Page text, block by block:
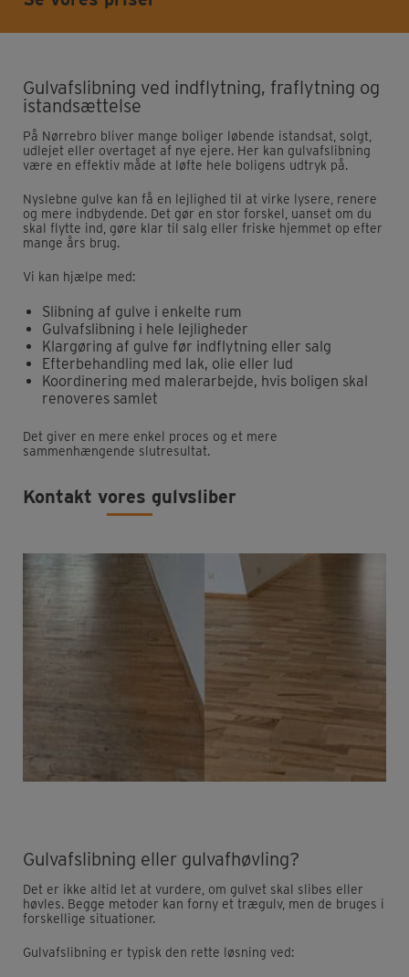
Gulvafslibning ved indflytning, fraflytning og
istandsættelse
På Nørrebro bliver mange boliger løbende istandsat, solgt,
udlejet eller overtaget af nye ejere. Her kan gulvafslibning
være en effektiv måde at løfte hele boligens udtryk på.
Nyslebne gulve kan få en lejlighed til at virke lysere, renere
og mere indbydende. Det gør en stor forskel, uanset om du
skal flytte ind, gøre klar til salg eller friske hjemmet op efter
mange års brug.
Vi kan hjælpe med:
Slibning af gulve i enkelte rum
Gulvafslibning i hele lejligheder
Klargøring af gulve før indflytning eller salg
Efterbehandling med lak, olie eller lud
Koordinering med malerarbejde, hvis boligen skal
renoveres samlet
Det giver en mere enkel proces og et mere
sammenhængende slutresultat.
Kontakt vores gulvsliber
Gulvafslibning eller gulvafhøvling?
Det er ikke altid let at vurdere, om gulvet skal slibes eller
høvles. Begge metoder kan forny et trægulv, men de bruges i
forskellige situationer.
Gulvafslibning er typisk den rette løsning ved: